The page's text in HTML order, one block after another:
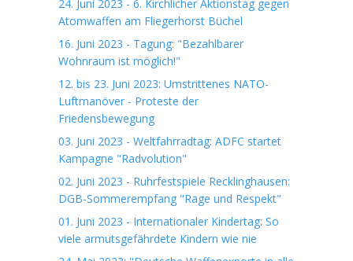
24. Juni 2023 - 6. Kirchlicher Aktionstag gegen
Atomwaffen am Fliegerhorst Büchel
16. Juni 2023 - Tagung: "Bezahlbarer
Wohnraum ist möglich!"
12. bis 23. Juni 2023: Umstrittenes NATO-
Luftmanöver - Proteste der
Friedensbewegung
03. Juni 2023 - Weltfahrradtag: ADFC startet
Kampagne "Radvolution"
02. Juni 2023 - Ruhrfestspiele Recklinghausen:
DGB-Sommerempfang "Rage und Respekt"
01. Juni 2023 - Internationaler Kindertag: So
viele armutsgefährdete Kindern wie nie